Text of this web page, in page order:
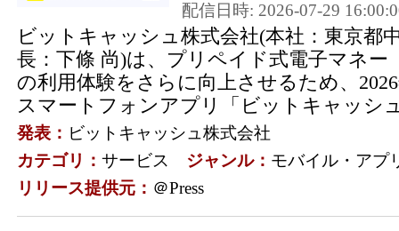
配信日時: 2026-07-29
ビットキャッシュ株式会社(本社：東京都
長：下條 尚)は、プリペイド式電子マネ
の利用体験をさらに向上させるため、
スマートフォンアプリ「ビットキャッシ
発表： ビットキャッシュ株式会社
カテゴリ： サービス ジャンル： モバイル・アプ
リリース提供元： ＠Press